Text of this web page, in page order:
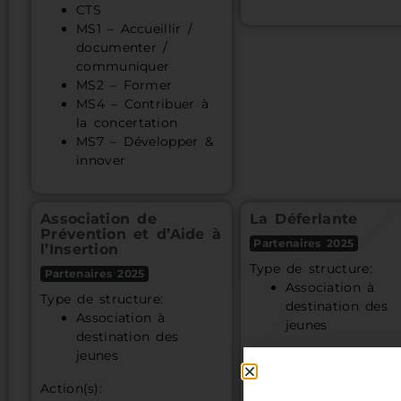
CTS
MS1 – Accueillir /
documenter /
communiquer
MS2 – Former
MS4 – Contribuer à
la concertation
MS7 – Développer &
innover
Association de
Prévention et d’Aide à
l’Insertion
Partenaires 2025
Type de structure:
Association à
destination des
jeunes
Action(s):
La Déferlante
Partenaires 2025
Type de structure:
Association à
destination des
jeunes